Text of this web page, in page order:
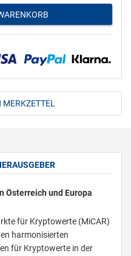
MERKZETTEL
Österreich und Europa
für Kryptowerte (MiCAR)
harmonisierten
für Kryptowerte in der